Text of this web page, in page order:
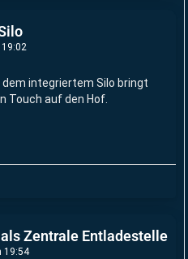
dem integriertem Silo bringt
Touch auf den Hof.
Zentrale Entladestelle
19:54